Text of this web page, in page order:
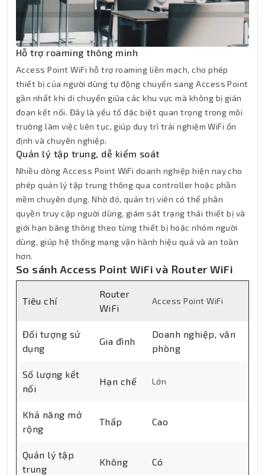
Hỗ trợ roaming thông minh
Access Point WiFi hỗ trợ roaming liền mạch, cho phép
thiết bị của người dùng tự động chuyển sang Access Point
gần nhất khi di chuyển giữa các khu vực mà không bị gián
đoạn kết nối. Đây là yếu tố đặc biệt quan trọng trong môi
trường làm việc liên tục, giúp duy trì trải nghiệm WiFi ổn
định và chuyên nghiệp.
Quản lý tập trung, dễ kiểm soát
Nhiều dòng Access Point WiFi doanh nghiệp hiện nay cho
phép quản lý tập trung thông qua controller hoặc phần
mềm chuyên dụng. Nhờ đó, quản trị viên có thể phân
quyền truy cập người dùng, giám sát trạng thái thiết bị và
giới hạn băng thông theo từng thiết bị hoặc nhóm người
dùng, giúp hệ thống mạng vận hành hiệu quả và an toàn
hơn.
So sánh Access Point WiFi và Router WiFi
Tiêu chí
Router
WiFi
Access Point WiFi
Đối tượng sử
dụng
Gia đình
Doanh nghiệp, văn
phòng
Số lượng kết
nối
Hạn chế Lớn
Khả năng mở
rộng
Thấp Cao
Quản lý tập
trung
Không Có